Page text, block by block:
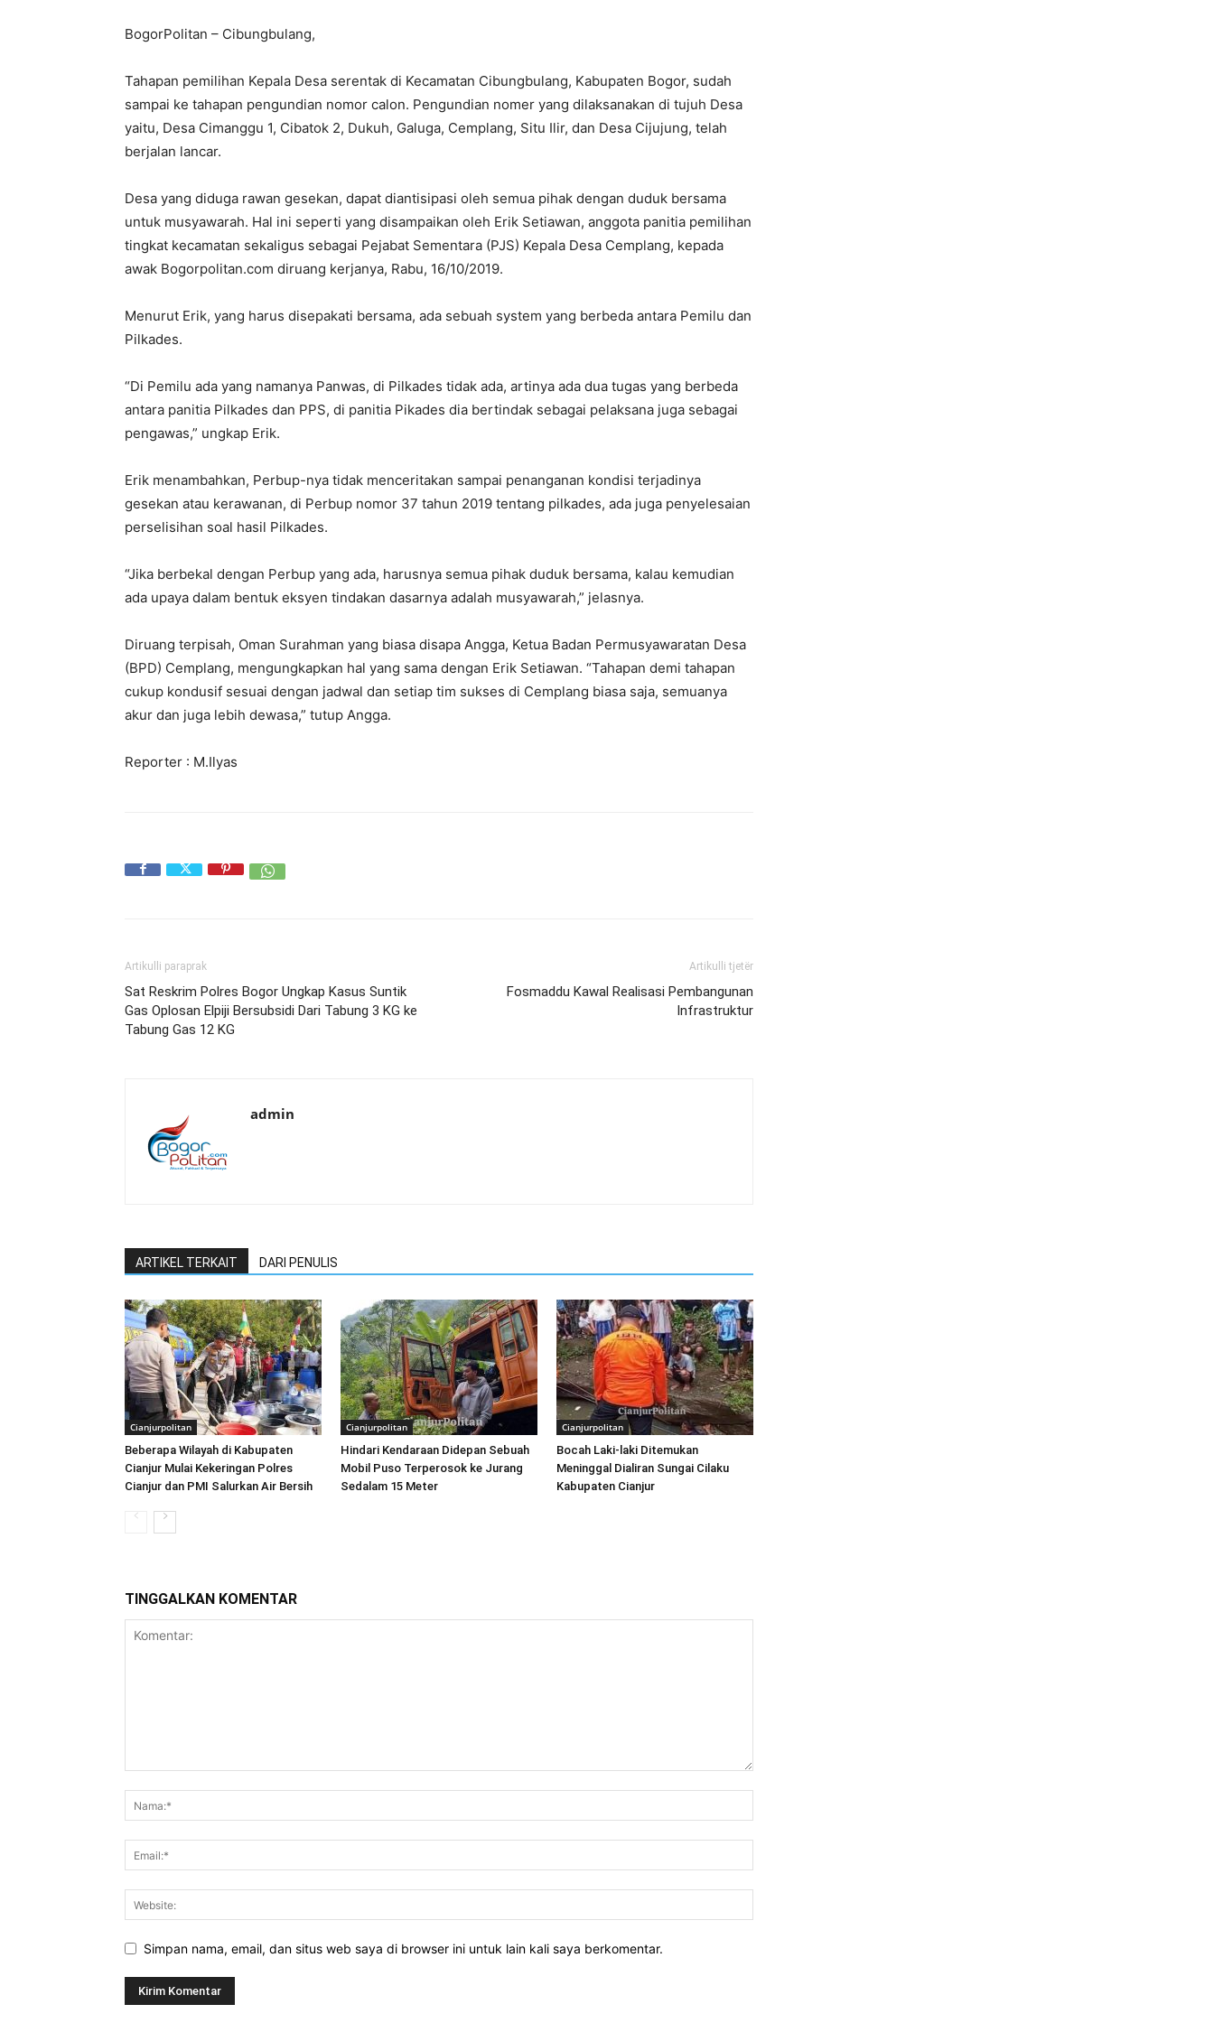
BogorPolitan – Cibungbulang,
Tahapan pemilihan Kepala Desa serentak di Kecamatan Cibungbulang, Kabupaten Bogor, sudah
sampai ke tahapan pengundian nomor calon. Pengundian nomer yang dilaksanakan di tujuh Desa
yaitu, Desa Cimanggu 1, Cibatok 2, Dukuh, Galuga, Cemplang, Situ Ilir, dan Desa Cijujung, telah
berjalan lancar.
Desa yang diduga rawan gesekan, dapat diantisipasi oleh semua pihak dengan duduk bersama
untuk musyawarah. Hal ini seperti yang disampaikan oleh Erik Setiawan, anggota panitia pemilihan
tingkat kecamatan sekaligus sebagai Pejabat Sementara (PJS) Kepala Desa Cemplang, kepada
awak Bogorpolitan.com diruang kerjanya, Rabu, 16/10/2019.
Menurut Erik, yang harus disepakati bersama, ada sebuah system yang berbeda antara Pemilu dan
Pilkades.
“Di Pemilu ada yang namanya Panwas, di Pilkades tidak ada, artinya ada dua tugas yang berbeda
antara panitia Pilkades dan PPS, di panitia Pikades dia bertindak sebagai pelaksana juga sebagai
pengawas,” ungkap Erik.
Erik menambahkan, Perbup-nya tidak menceritakan sampai penanganan kondisi terjadinya
gesekan atau kerawanan, di Perbup nomor 37 tahun 2019 tentang pilkades, ada juga penyelesaian
perselisihan soal hasil Pilkades.
“Jika berbekal dengan Perbup yang ada, harusnya semua pihak duduk bersama, kalau kemudian
ada upaya dalam bentuk eksyen tindakan dasarnya adalah musyawarah,” jelasnya.
Diruang terpisah, Oman Surahman yang biasa disapa Angga, Ketua Badan Permusyawaratan Desa
(BPD) Cemplang, mengungkapkan hal yang sama dengan Erik Setiawan. “Tahapan demi tahapan
cukup kondusif sesuai dengan jadwal dan setiap tim sukses di Cemplang biasa saja, semuanya
akur dan juga lebih dewasa,” tutup Angga.
Reporter : M.Ilyas
Artikulli paraprak
Sat Reskrim Polres Bogor Ungkap Kasus Suntik
Gas Oplosan Elpiji Bersubsidi Dari Tabung 3 KG ke
Tabung Gas 12 KG
Artikulli tjetër
Fosmaddu Kawal Realisasi Pembangunan
Infrastruktur
admin
ARTIKEL TERKAIT DARI PENULIS
Cianjurpolitan
Beberapa Wilayah di Kabupaten
Cianjur Mulai Kekeringan Polres
Cianjur dan PMI Salurkan Air Bersih
Cianjurpolitan
Hindari Kendaraan Didepan Sebuah
Mobil Puso Terperosok ke Jurang
Sedalam 15 Meter
Cianjurpolitan
Bocah Laki-laki Ditemukan
Meninggal Dialiran Sungai Cilaku
Kabupaten Cianjur
TINGGALKAN KOMENTAR
Simpan nama, email, dan situs web saya di browser ini untuk lain kali saya berkomentar.